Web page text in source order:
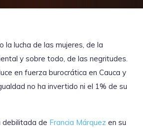
la lucha de las mujeres, de la
y sobre todo, de las negritudes.
en fuerza burocrática en Cauca y
no ha invertido ni el 1% de su
debilitada de Francia Márquez en su